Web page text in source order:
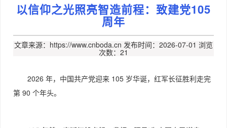
以信仰之光照亮智造前程：致建党105
周年
文章来源：https://www.cnboda.cn 发布时间：2026-07-01 浏览
次数：21
2026 年，中国共产党迎来 105 岁华诞，红军长征胜利走完
第 90 个年头。